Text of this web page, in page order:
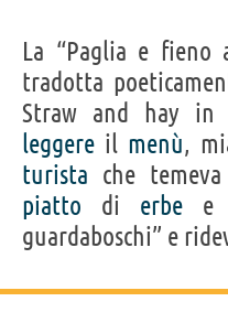
La “Paglia e fieno
tradotta
Straw and hay in
leggere il menù,
turista che
piatto di erbee
guardaboschi” e